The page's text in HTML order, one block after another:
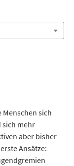
sich
mehr
aber bisher
Ansätze: